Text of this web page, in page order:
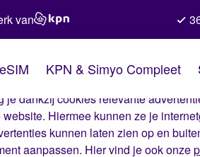
deze cookies zorgen wij ervoor dat
dankzij cookies relevante
Hiermee kunnen ze je
kunnen laten zien op en
aanpassen. Hier vind je ook onze
van
eSIM KPN & Simyo Compleet